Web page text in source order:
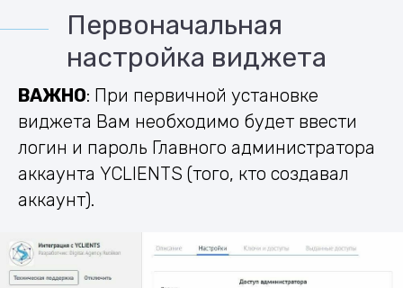
Первоначальная
настройка виджета
ВАЖНО: При первичной установке
виджета Вам необходимо будет ввести
логин и пароль Главного администратора
аккаунта YCLIENTS (того, кто создавал
аккаунт).